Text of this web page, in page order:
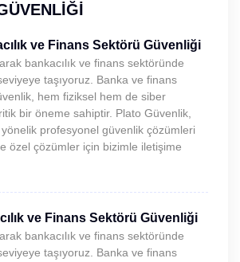
ve Finans Sektörü Güvenliği
bankacılık ve finans sektöründe
taşıyoruz. Banka ve finans
hem fiziksel hem de siber
bir öneme sahiptir. Plato Güvenlik,
profesyonel güvenlik çözümleri
özel çözümler için bizimle iletişime
ve Finans Sektörü Güvenliği
bankacılık ve finans sektöründe
taşıyoruz. Banka ve finans